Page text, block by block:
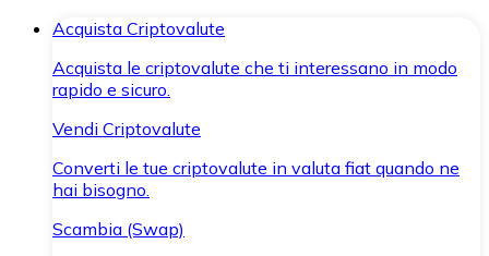
Acquista Criptovalute
Acquista le criptovalute che ti interessano in modo
rapido e sicuro.
Vendi Criptovalute
Converti le tue criptovalute in valuta fiat quando ne
hai bisogno.
Scambia (Swap)